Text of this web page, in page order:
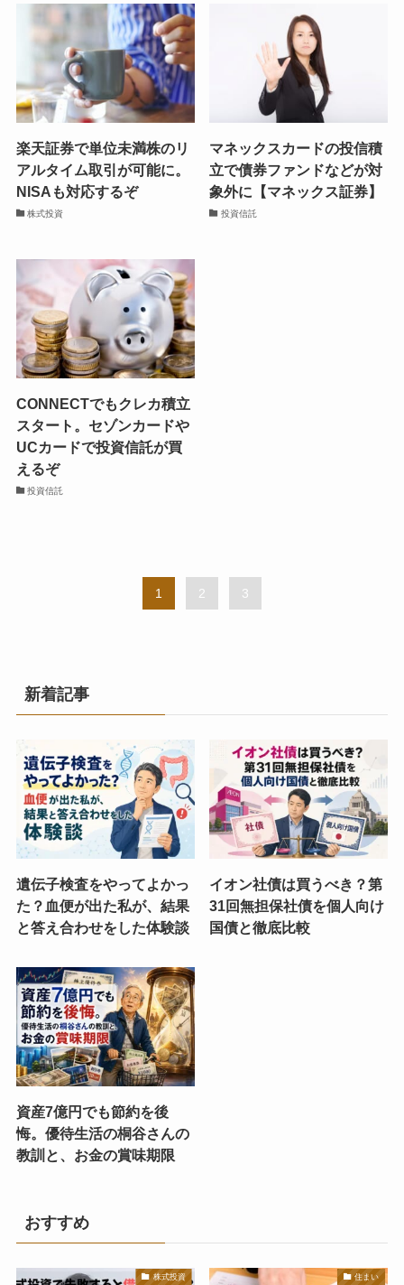
楽天証券で単位未満株のリ
アルタイム取引が可能に。
NISAも対応するぞ
株式投資
マネックスカードの投信積
立で債券ファンドなどが対
象外に【マネックス証券】
投資信託
CONNECTでもクレカ積立
スタート。セゾンカードや
UCカードで投資信託が買
えるぞ
投資信託
1 2 3
新着記事
遺伝子検査をやってよかっ
た？血便が出た私が、結果
と答え合わせをした体験談
イオン社債は買うべき？第
31回無担保社債を個人向け
国債と徹底比較
資産7億円でも節約を後
悔。優待生活の桐谷さんの
教訓と、お金の賞味期限
おすすめ
株式投資 住まい